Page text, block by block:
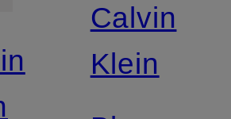
Calvin
Klein